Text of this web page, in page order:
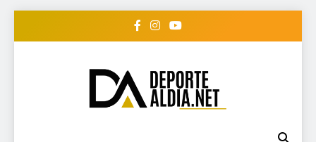
• DEPORTE AL DIA •